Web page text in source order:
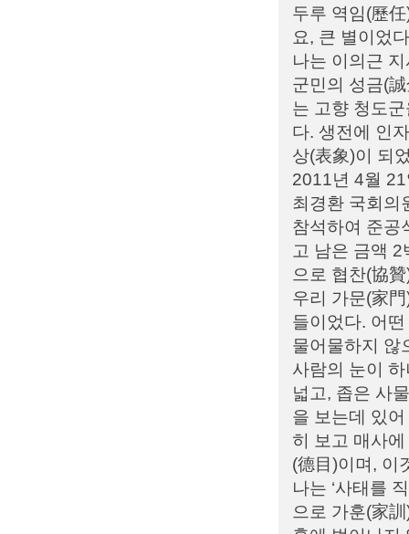
두루 역임(歷
요, 큰 별이었
나는 이의근
군민의 성금(
는 고향 청도
다. 생전에 인
상(表象)이 되
2011년 4월
최경환 국회의
참석하여 준공
고 남은 금액
으로 협찬(協
우리 가문(家
들이었다. 어
물어물하지 않
사람의 눈이
넓고, 좁은 사
을 보는데 있
히 보고 매사
(德目)이며, 이
나는 ‘사태를
으로 가훈(家